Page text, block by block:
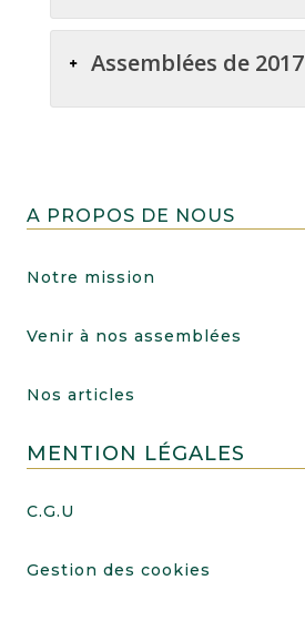
Assemblées de 2017
A PROPOS DE NOUS
Notre mission
Venir à nos assemblées
Nos articles
MENTION LÉGALES
C.G.U
Gestion des cookies